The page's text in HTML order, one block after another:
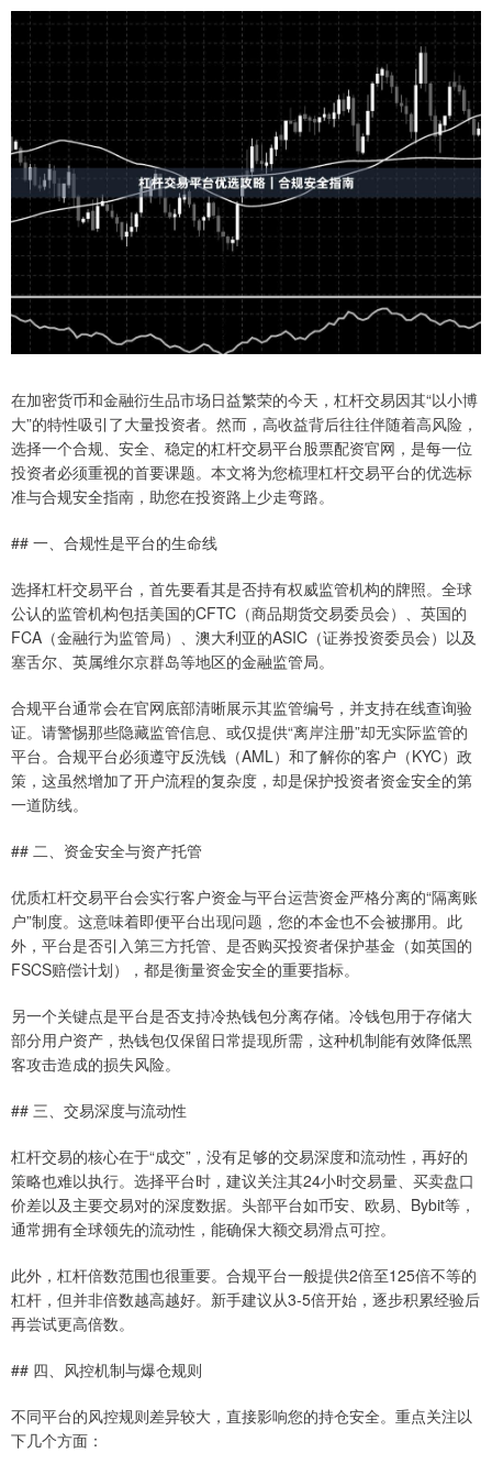
在加密货币和金融衍生品市场日益繁荣的今天，杠杆交易因其“以小博
大”的特性吸引了大量投资者。然而，高收益背后往往伴随着高风险，
选择一个合规、安全、稳定的杠杆交易平台股票配资官网，是每一位
投资者必须重视的首要课题。本文将为您梳理杠杆交易平台的优选标
准与合规安全指南，助您在投资路上少走弯路。
## 一、合规性是平台的生命线
选择杠杆交易平台，首先要看其是否持有权威监管机构的牌照。全球
公认的监管机构包括美国的CFTC（商品期货交易委员会）、英国的
FCA（金融行为监管局）、澳大利亚的ASIC（证券投资委员会）以及
塞舌尔、英属维尔京群岛等地区的金融监管局。
合规平台通常会在官网底部清晰展示其监管编号，并支持在线查询验
证。请警惕那些隐藏监管信息、或仅提供“离岸注册”却无实际监管的
平台。合规平台必须遵守反洗钱（AML）和了解你的客户（KYC）政
策，这虽然增加了开户流程的复杂度，却是保护投资者资金安全的第
一道防线。
## 二、资金安全与资产托管
优质杠杆交易平台会实行客户资金与平台运营资金严格分离的“隔离账
户”制度。这意味着即便平台出现问题，您的本金也不会被挪用。此
外，平台是否引入第三方托管、是否购买投资者保护基金（如英国的
FSCS赔偿计划），都是衡量资金安全的重要指标。
另一个关键点是平台是否支持冷热钱包分离存储。冷钱包用于存储大
部分用户资产，热钱包仅保留日常提现所需，这种机制能有效降低黑
客攻击造成的损失风险。
## 三、交易深度与流动性
杠杆交易的核心在于“成交”，没有足够的交易深度和流动性，再好的
策略也难以执行。选择平台时，建议关注其24小时交易量、买卖盘口
价差以及主要交易对的深度数据。头部平台如币安、欧易、Bybit等，
通常拥有全球领先的流动性，能确保大额交易滑点可控。
此外，杠杆倍数范围也很重要。合规平台一般提供2倍至125倍不等的
杠杆，但并非倍数越高越好。新手建议从3-5倍开始，逐步积累经验后
再尝试更高倍数。
## 四、风控机制与爆仓规则
不同平台的风控规则差异较大，直接影响您的持仓安全。重点关注以
下几个方面：